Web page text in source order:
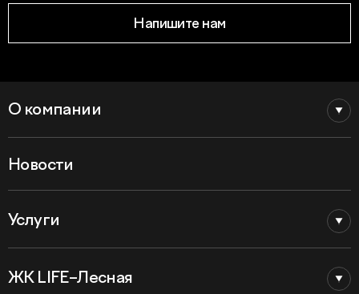
Напишите нам
О компании
Новости
Услуги
ЖК LIFE–Лесная